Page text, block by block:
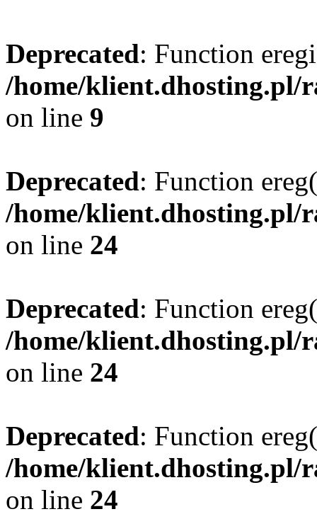
Deprecated: Function
/home/klient.dhosting.pl/
on line 9
Deprecated: Function
/home/klient.dhosting.pl/
on line 24
Deprecated: Function
/home/klient.dhosting.pl/
on line 24
Deprecated: Function
/home/klient.dhosting.pl/
on line 24